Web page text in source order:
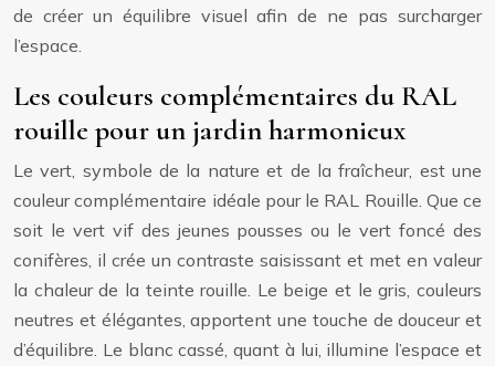
de créer un équilibre visuel afin de ne pas surcharger
l’espace.
Les couleurs complémentaires du RAL
rouille pour un jardin harmonieux
Le vert, symbole de la nature et de la fraîcheur, est une
couleur complémentaire idéale pour le RAL Rouille. Que ce
soit le vert vif des jeunes pousses ou le vert foncé des
conifères, il crée un contraste saisissant et met en valeur
la chaleur de la teinte rouille. Le beige et le gris, couleurs
neutres et élégantes, apportent une touche de douceur et
d’équilibre. Le blanc cassé, quant à lui, illumine l’espace et